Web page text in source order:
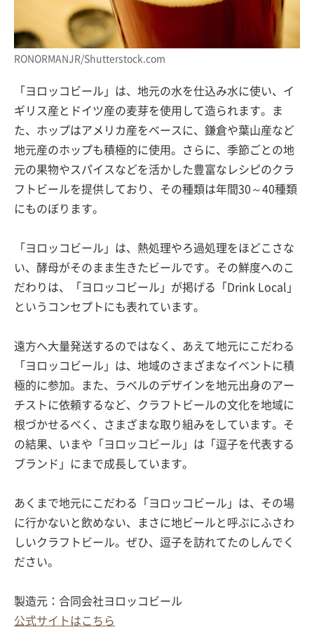
RONORMANJR/Shutterstock.com
「ヨロッコビール」は、地元の水を仕込み水に使い、イ
ギリス産とドイツ産の麦芽を使用して造られます。ま
た、ホップはアメリカ産をベースに、鎌倉や葉山産など
地元産のホップも積極的に使用。さらに、季節ごとの地
元の果物やスパイスなどを活かした豊富なレシピのクラ
フトビールを提供しており、その種類は年間30～40種類
にものぼります。
「ヨロッコビール」は、熱処理やろ過処理をほどこさな
い、酵母がそのまま生きたビールです。その鮮度へのこ
だわりは、「ヨロッコビール」が掲げる「Drink Local」
というコンセプトにも表れています。
遠方へ大量発送するのではなく、あえて地元にこだわる
「ヨロッコビール」は、地域のさまざまなイベントに積
極的に参加。また、ラベルのデザインを地元出身のアー
チストに依頼するなど、クラフトビールの文化を地域に
根づかせるべく、さまざまな取り組みをしています。そ
の結果、いまや「ヨロッコビール」は「逗子を代表する
ブランド」にまで成長しています。
あくまで地元にこだわる「ヨロッコビール」は、その場
に行かないと飲めない、まさに地ビールと呼ぶにふさわ
しいクラフトビール。ぜひ、逗子を訪れてたのしんでく
ださい。
製造元：合同会社ヨロッコビール
公式サイトはこちら